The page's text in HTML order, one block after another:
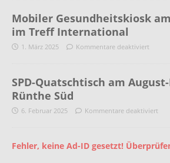
Mobiler Gesundheitskiosk
im Treff International
1. März 2025 Kommentare deaktiviert
SPD-Quatschtisch am
Rünthe Süd
6. Februar 2025 Kommentare deaktiviert
Fehler, keine Ad-ID gesetzt!